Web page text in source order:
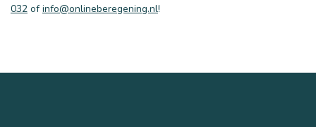
032 ofinfo@onlineberegening.nl!